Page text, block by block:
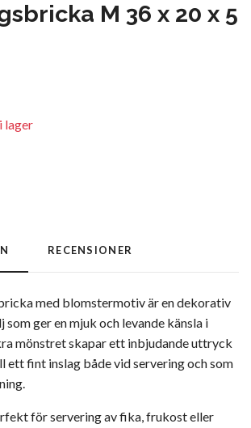
M 36 x 20 x 5
lager
RECENSIONER
med blomstermotiv är en dekorativ
ger en mjuk och levande känsla i
mönstret skapar ett inbjudande uttryck
ett fint inslag både vid servering och som
för servering av fika, frukost eller